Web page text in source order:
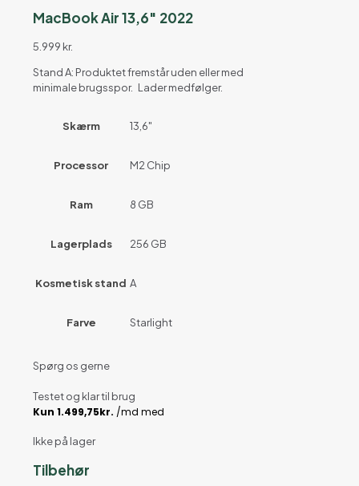
MacBook Air 13,6″ 2022
5.999 kr.
Stand A: Produktet fremstår uden eller med
minimale brugsspor. Lader medfølger.
Skærm 13,6"
Processor M2 Chip
Ram 8 GB
Lagerplads 256 GB
Kosmetisk stand A
Farve Starlight
Spørg os gerne
Testet og klar til brug
Ikke på lager
Tilbehør